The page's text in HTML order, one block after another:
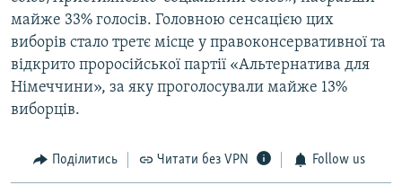
майже 33% голосів. Головною сенсацією цих
виборів стало третє місце у правоконсервативної та
відкрито проросійської партії «Альтернатива для
Німеччини», за яку проголосували майже 13%
виборців.
Поділитись Читати без VPN Follow us